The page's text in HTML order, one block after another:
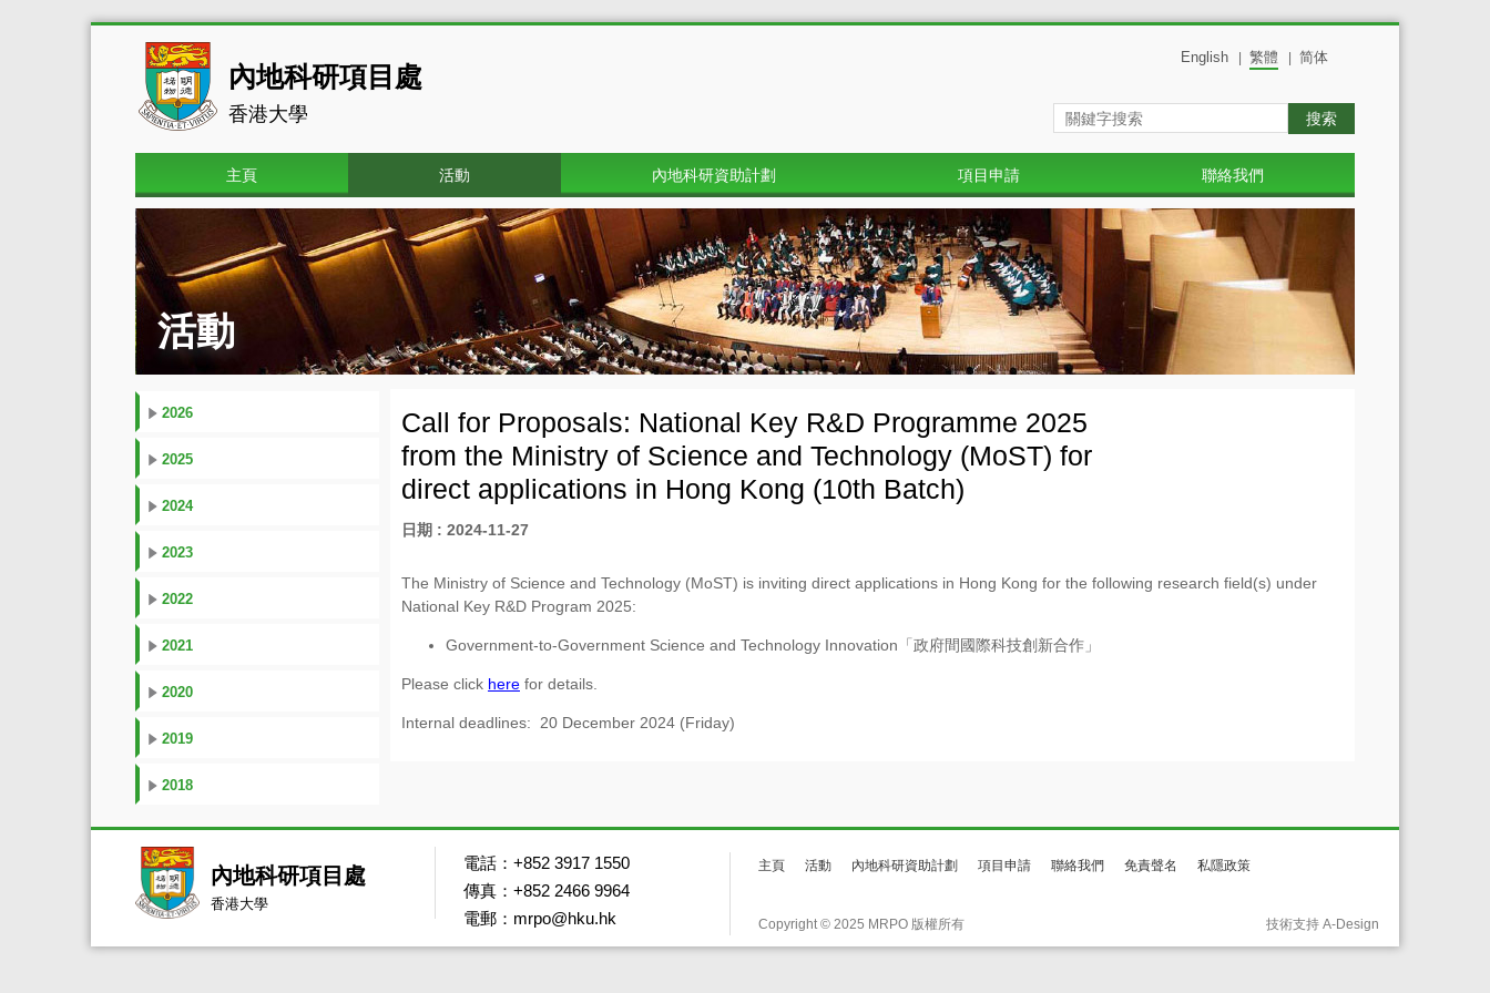
內地科研項目處
香港大學
English 繁體 简体
搜索
主頁 活動 內地科研資助計劃 項目申請 聯絡我們
活動
2026
2025
2024
2023
2022
2021
2020
2019
2018
Call for Proposals: National Key R&D Programme 2025
from the Ministry of Science and Technology (MoST) for
direct applications in Hong Kong (10th Batch)
日期 : 2024-11-27
The Ministry of Science and Technology (MoST) is inviting direct applications in Hong Kong for the following research field(s) under
National Key R&D Program 2025:
Government-to-Government Science and Technology Innovation「 政府間國際科技創新合作 」
Please click here for details.
Internal deadlines: 20 December 2024 (Friday)
內地科研項目處
香港大學
電話：+852 3917 1550
傳真：+852 2466 9964
電郵：mrpo@hku.hk
主頁 活動 內地科研資助計劃 項目申請 聯絡我們 免責聲名 私隱政策
Copyright © 2025 MRPO 版權所有 技術支持 A-Design